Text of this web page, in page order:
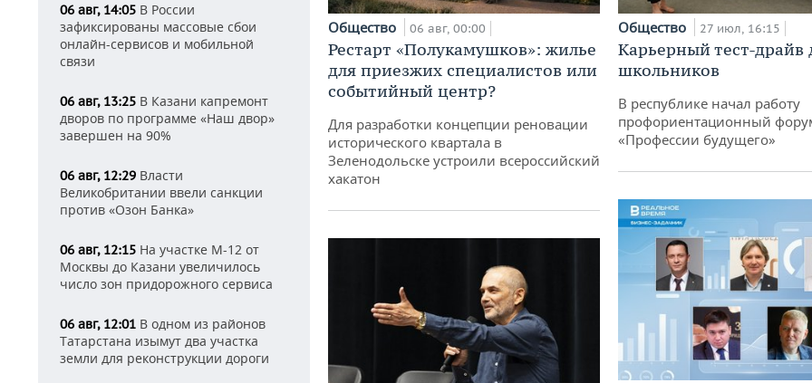
06 авг, 14:05 В России
зафиксированы массовые сбои
онлайн-сервисов и мобильной
связи
06 авг, 13:25 В Казани капремонт
дворов по программе «Наш двор»
завершен на 90%
06 авг, 12:29 Власти
Великобритании ввели санкции
против «Озон Банка»
06 авг, 12:15 На участке М-12 от
Москвы до Казани увеличилось
число зон придорожного сервиса
06 авг, 12:01 В одном из районов
Татарстана изымут два участка
земли для реконструкции дороги
Общество 06 авг, 00:00
Рестарт «Полукамушков»: жилье
для приезжих специалистов или
событийный центр?
Для разработки концепции реновации
исторического квартала в
Зеленодольске устроили всероссийский
хакатон
Общество 27 июл, 16:15
Карьерный тест-драйв
школьников
В республике начал работу
профориентационный
«Профессии будущего»